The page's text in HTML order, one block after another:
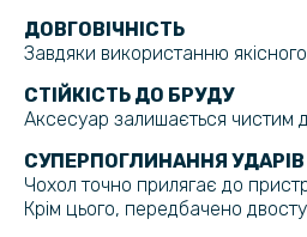
ДОВГОВІЧНІСТЬ
Завдяки використанню
СТІЙКІСТЬ ДО БРУДУ
Аксесуар залишається чистим
СУПЕРПОГЛИНАННЯ УДАРІВ
Чохол точно прилягає до
Крім цього, передбачено